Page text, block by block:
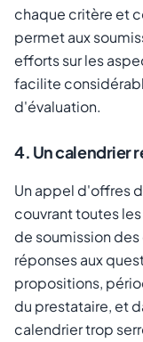
chaque critère et
permet aux
efforts sur les
facilite
d'évaluation.
4. Un calendrier
Un appel d'offres
couvrant toutes
de soumission
réponses aux
propositions,
du prestataire, et
calendrier trop